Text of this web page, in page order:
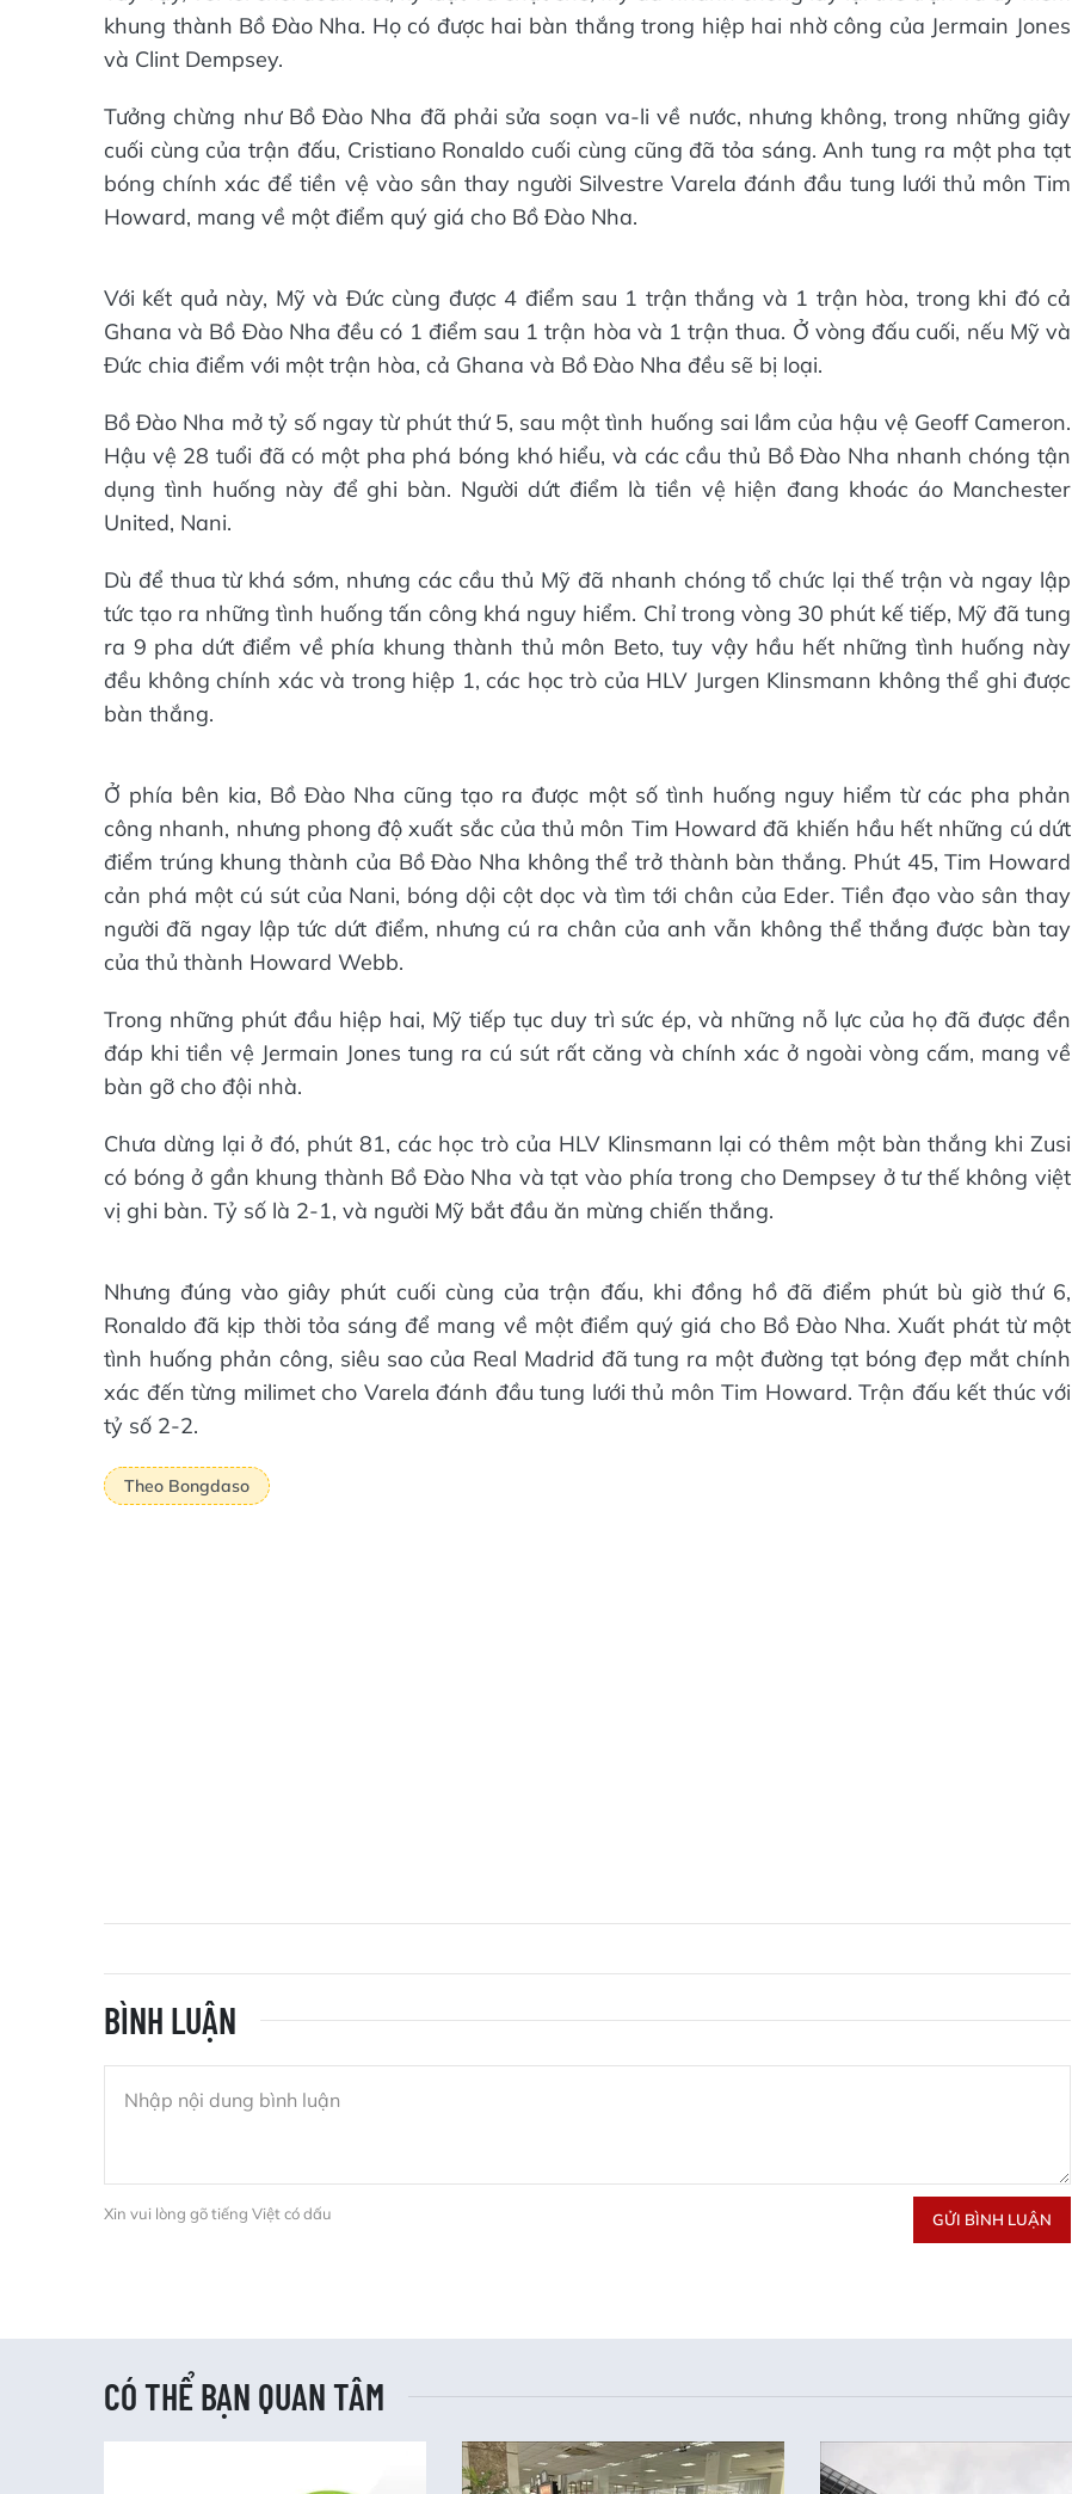
khung thành Bồ Đào Nha. Họ có được hai bàn thắng trong hiệp hai nhờ công của Jermain Jones
và Clint Dempsey.
Tưởng chừng như Bồ Đào Nha đã phải sửa soạn va-li về nước, nhưng không, trong những giây
cuối cùng của trận đấu, Cristiano Ronaldo cuối cùng cũng đã tỏa sáng. Anh tung ra một pha tạt
bóng chính xác để tiền vệ vào sân thay người Silvestre Varela đánh đầu tung lưới thủ môn Tim
Howard, mang về một điểm quý giá cho Bồ Đào Nha.
Với kết quả này, Mỹ và Đức cùng được 4 điểm sau 1 trận thắng và 1 trận hòa, trong khi đó cả
Ghana và Bồ Đào Nha đều có 1 điểm sau 1 trận hòa và 1 trận thua. Ở vòng đấu cuối, nếu Mỹ và
Đức chia điểm với một trận hòa, cả Ghana và Bồ Đào Nha đều sẽ bị loại.
Bồ Đào Nha mở tỷ số ngay từ phút thứ 5, sau một tình huống sai lầm của hậu vệ Geoff Cameron.
Hậu vệ 28 tuổi đã có một pha phá bóng khó hiểu, và các cầu thủ Bồ Đào Nha nhanh chóng tận
dụng tình huống này để ghi bàn. Người dứt điểm là tiền vệ hiện đang khoác áo Manchester
United, Nani.
Dù để thua từ khá sớm, nhưng các cầu thủ Mỹ đã nhanh chóng tổ chức lại thế trận và ngay lập
tức tạo ra những tình huống tấn công khá nguy hiểm. Chỉ trong vòng 30 phút kế tiếp, Mỹ đã tung
ra 9 pha dứt điểm về phía khung thành thủ môn Beto, tuy vậy hầu hết những tình huống này
đều không chính xác và trong hiệp 1, các học trò của HLV Jurgen Klinsmann không thể ghi được
bàn thắng.
Ở phía bên kia, Bồ Đào Nha cũng tạo ra được một số tình huống nguy hiểm từ các pha phản
công nhanh, nhưng phong độ xuất sắc của thủ môn Tim Howard đã khiến hầu hết những cú dứt
điểm trúng khung thành của Bồ Đào Nha không thể trở thành bàn thắng. Phút 45, Tim Howard
cản phá một cú sút của Nani, bóng dội cột dọc và tìm tới chân của Eder. Tiền đạo vào sân thay
người đã ngay lập tức dứt điểm, nhưng cú ra chân của anh vẫn không thể thắng được bàn tay
của thủ thành Howard Webb.
Trong những phút đầu hiệp hai, Mỹ tiếp tục duy trì sức ép, và những nỗ lực của họ đã được đền
đáp khi tiền vệ Jermain Jones tung ra cú sút rất căng và chính xác ở ngoài vòng cấm, mang về
bàn gỡ cho đội nhà.
Chưa dừng lại ở đó, phút 81, các học trò của HLV Klinsmann lại có thêm một bàn thắng khi Zusi
có bóng ở gần khung thành Bồ Đào Nha và tạt vào phía trong cho Dempsey ở tư thế không việt
vị ghi bàn. Tỷ số là 2-1, và người Mỹ bắt đầu ăn mừng chiến thắng.
Nhưng đúng vào giây phút cuối cùng của trận đấu, khi đồng hồ đã điểm phút bù giờ thứ 6,
Ronaldo đã kịp thời tỏa sáng để mang về một điểm quý giá cho Bồ Đào Nha. Xuất phát từ một
tình huống phản công, siêu sao của Real Madrid đã tung ra một đường tạt bóng đẹp mắt chính
xác đến từng milimet cho Varela đánh đầu tung lưới thủ môn Tim Howard. Trận đấu kết thúc với
tỷ số 2-2.
Theo Bongdaso
BÌNH LUẬN
Xin vui lòng gõ tiếng Việt có dấu GỬI BÌNH LUẬN
CÓ THỂ BẠN QUAN TÂM